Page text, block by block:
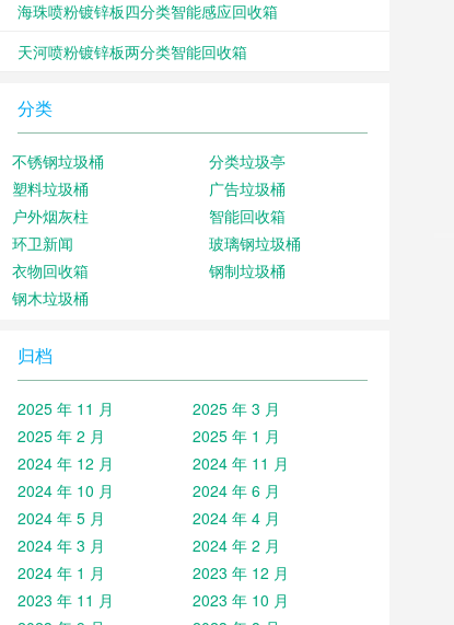
海珠喷粉镀锌板四分类智能感应回收箱
天河喷粉镀锌板两分类智能回收箱
分类
不锈钢垃圾桶
分类垃圾亭
塑料垃圾桶
广告垃圾桶
户外烟灰柱
智能回收箱
环卫新闻
玻璃钢垃圾桶
衣物回收箱
钢制垃圾桶
钢木垃圾桶
归档
2025 年 11 月
2025 年 3 月
2025 年 2 月
2025 年 1 月
2024 年 12 月
2024 年 11 月
2024 年 10 月
2024 年 6 月
2024 年 5 月
2024 年 4 月
2024 年 3 月
2024 年 2 月
2024 年 1 月
2023 年 12 月
2023 年 11 月
2023 年 10 月